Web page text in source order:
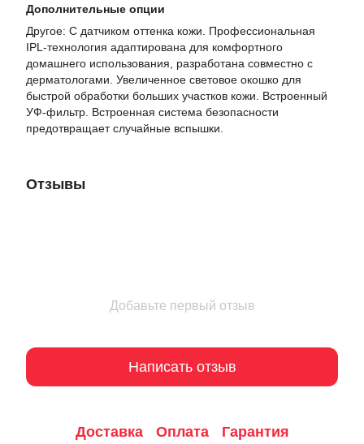
Дополнительные опции
Другое: С датчиком оттенка кожи. Профессиональная
IPL-технология адаптирована для комфортного
домашнего использования, разработана совместно с
дерматологами. Увеличенное световое окошко для
быстрой обработки больших участков кожи. Встроенный
УФ-фильтр. Встроенная система безопасности
предотвращает случайные вспышки.
Отзывы
Добавьте первый отзыв
Написать отзыв
Доставка Оплата Гарантия